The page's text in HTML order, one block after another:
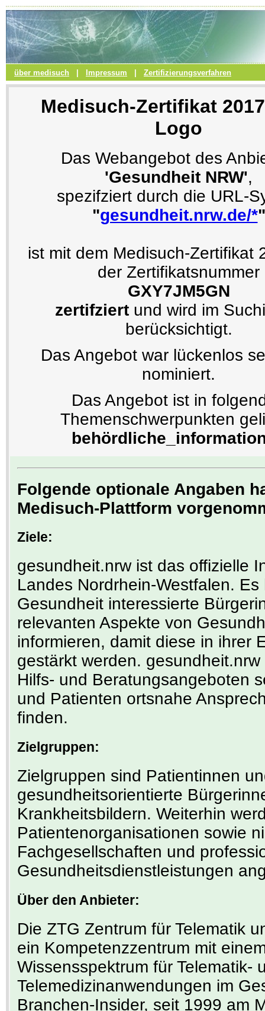
über medisuch Impressum Zertifizierungsverfahren
Medisuch-Zertifikat
Logo
Das Webangebot des
'Gesundheit NRW',
spezifziert durch die URL-
"gesundheit.nrw.de/*"
ist mit dem Medisuch-Zertifikat
der Zertifikatsnummer
GXY7JM5GN
zertifziert und wird im
berücksichtigt.
Das Angebot war lückenlos
nominiert.
Das Angebot ist in
Themenschwerpunkten
Folgende optionale Angaben
Medisuch-Plattform
Ziele:
gesundheit.nrw ist das offizielle
Landes Nordrhein-Westfalen.
Gesundheit interessierte
relevanten Aspekte von
informieren, damit diese in ihrer
gestärkt werden.
Hilfs- und Beratungsangeboten
und Patienten ortsnahe
finden.
Zielgruppen:
Zielgruppen sind Patientinnen
gesundheitsorientierte
Krankheitsbildern. Weiterhin
Patientenorganisationen sowie
Fachgesellschaften und
Gesundheitsdienstleistungen
Über den Anbieter:
Die ZTG Zentrum für Telematik
ein Kompetenzzentrum mit
Wissensspektrum für Telematik-
Telemedizinanwendungen im
Branchen-Insider, seit 1999 am